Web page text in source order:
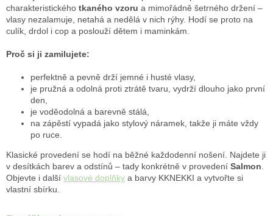
charakteristického tkaného vzoru a mimořádně šetrného držení –
vlasy nezalamuje, netahá a nedělá v nich rýhy. Hodí se proto na
culík, drdol i cop a poslouží dětem i maminkám.
Proč si ji zamilujete:
perfektně a pevně drží jemné i husté vlasy,
je pružná a odolná proti ztrátě tvaru, vydrží dlouho jako první
den,
je voděodolná a barevně stálá,
na zápěstí vypadá jako stylový náramek, takže ji máte vždy
po ruce.
Klasické provedení se hodí na běžné každodenní nošení. Najdete ji
v desítkách barev a odstínů – tady konkrétně v provedení Salmon.
Objevte i další vlasové doplňky a barvy KKNEKKI a vytvořte si
vlastní sbírku.